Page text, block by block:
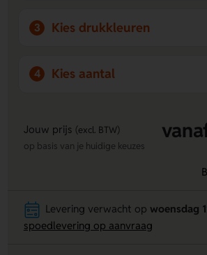
3 Kies drukkleuren
4 Kies aantal
Jouw prijs (excl. BTW)
op basis van je huidige keuzes
Levering verwacht op woensdag
spoedlevering op aanvraag